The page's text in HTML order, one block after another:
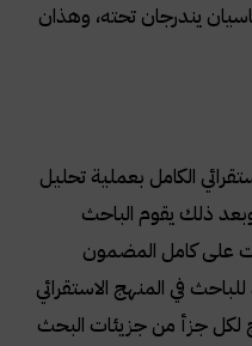
يندرجان تحته، وهذان
الكامل بعملية تحليل
ذلك يقوم الباحث
على كامل المضمون
في المنهج الاستقرائي
لكل جزأ من جزيئات البحث